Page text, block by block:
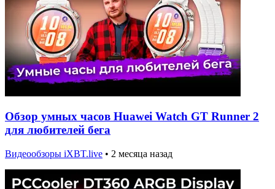
Обзор умных часов Huawei Watch GT Runner 2
для любителей бега
Видеообзоры iXBT.live • 2 месяца назад